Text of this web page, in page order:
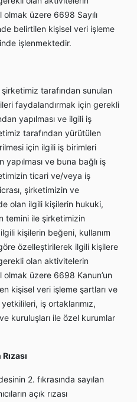
olmak üzere 6698 Sayılı
belirtilen kişisel veri işleme
işlenmektedir.
şirketimiz tarafından sunulan
faydalandırmak için gerekli
yapılması ve ilgili iş
tarafından yürütülen
için ilgili iş birimleri
yapılması ve buna bağlı iş
ticari ve/veya iş
şirketimizin ve
olan ilgili kişilerin hukuki,
temini ile şirketimizin
kişilerin beğeni, kullanım
özelleştirilerek ilgili kişilere
olan aktivitelerin
olmak üzere 6698 Kanun’un
kişisel veri işleme şartları ve
iş ortaklarımız,
kuruluşları ile özel kurumlar
2. fıkrasında sayılan
açık rızası